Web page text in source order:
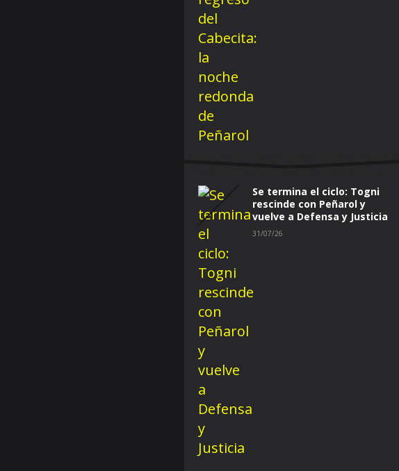
Se termina el ciclo: Togni
rescinde con Peñarol y
vuelve a Defensa y Justicia
31/07/26